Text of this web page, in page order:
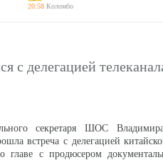
20:58 Коломбо
с делегацией
секретаря ШОС
встреча с делегацией
главе с продюсером